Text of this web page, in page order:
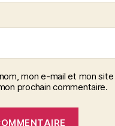
mon e-mail et mon site
prochain commentaire.